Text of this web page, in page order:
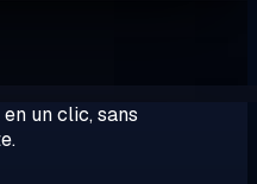
un clic, sans